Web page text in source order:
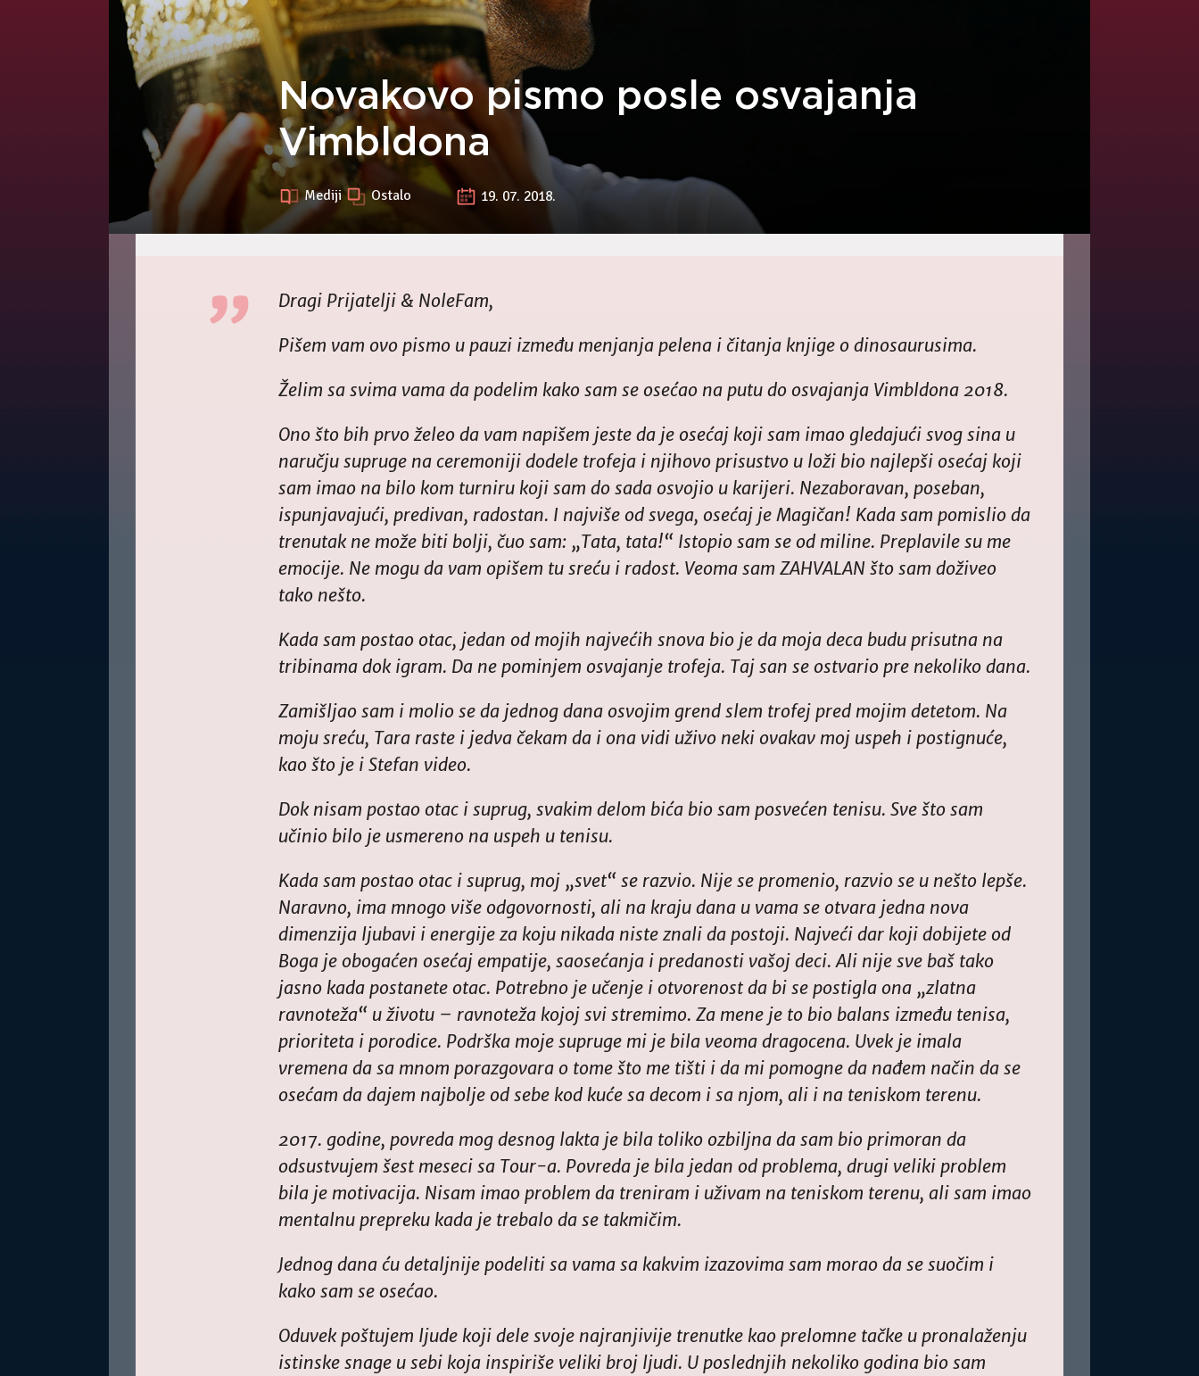
Novakovo pismo posle osvajanja
Vimbldona
Mediji Ostalo 19. 07. 2018.
Dragi Prijatelji & NoleFam,
Pišem vam ovo pismo u pauzi između menjanja pelena i čitanja knjige o dinosaurusima.
Želim sa svima vama da podelim kako sam se osećao na putu do osvajanja Vimbldona 2018.
Ono što bih prvo želeo da vam napišem jeste da je osećaj koji sam imao gledajući svog sina u
naručju supruge na ceremoniji dodele trofeja i njihovo prisustvo u loži bio najlepši osećaj koji
sam imao na bilo kom turniru koji sam do sada osvojio u karijeri. Nezaboravan, poseban,
ispunjavajući, predivan, radostan. I najviše od svega, osećaj je Magičan! Kada sam pomislio da
trenutak ne može biti bolji, čuo sam: „Tata, tata!“ Istopio sam se od miline. Preplavile su me
emocije. Ne mogu da vam opišem tu sreću i radost. Veoma sam ZAHVALAN što sam doživeo
tako nešto.
Kada sam postao otac, jedan od mojih najvećih snova bio je da moja deca budu prisutna na
tribinama dok igram. Da ne pominjem osvajanje trofeja. Taj san se ostvario pre nekoliko dana.
Zamišljao sam i molio se da jednog dana osvojim grend slem trofej pred mojim detetom. Na
moju sreću, Tara raste i jedva čekam da i ona vidi uživo neki ovakav moj uspeh i postignuće,
kao što je i Stefan video.
Dok nisam postao otac i suprug, svakim delom bića bio sam posvećen tenisu. Sve što sam
učinio bilo je usmereno na uspeh u tenisu.
Kada sam postao otac i suprug, moj „svet“ se razvio. Nije se promenio, razvio se u nešto lepše.
Naravno, ima mnogo više odgovornosti, ali na kraju dana u vama se otvara jedna nova
dimenzija ljubavi i energije za koju nikada niste znali da postoji. Najveći dar koji dobijete od
Boga je obogaćen osećaj empatije, saosećanja i predanosti vašoj deci. Ali nije sve baš tako
jasno kada postanete otac. Potrebno je učenje i otvorenost da bi se postigla ona „zlatna
ravnoteža“ u životu – ravnoteža kojoj svi stremimo. Za mene je to bio balans između tenisa,
prioriteta i porodice. Podrška moje supruge mi je bila veoma dragocena. Uvek je imala
vremena da sa mnom porazgovara o tome što me tišti i da mi pomogne da nađem način da se
osećam da dajem najbolje od sebe kod kuće sa decom i sa njom, ali i na teniskom terenu.
2017. godine, povreda mog desnog lakta je bila toliko ozbiljna da sam bio primoran da
odsustvujem šest meseci sa Tour-a. Povreda je bila jedan od problema, drugi veliki problem
bila je motivacija. Nisam imao problem da treniram i uživam na teniskom terenu, ali sam imao
mentalnu prepreku kada je trebalo da se takmičim.
Jednog dana ću detaljnije podeliti sa vama sa kakvim izazovima sam morao da se suočim i
kako sam se osećao.
Oduvek poštujem ljude koji dele svoje najranjivije trenutke kao prelomne tačke u pronalaženju
istinske snage u sebi koja inspiriše veliki broj ljudi. U poslednjih nekoliko godina bio sam